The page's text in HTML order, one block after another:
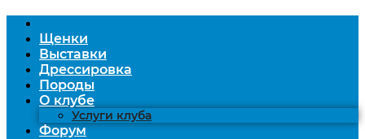
Щенки
Выставки
Дрессировка
Породы
О клубе
Услуги клуба
Форум